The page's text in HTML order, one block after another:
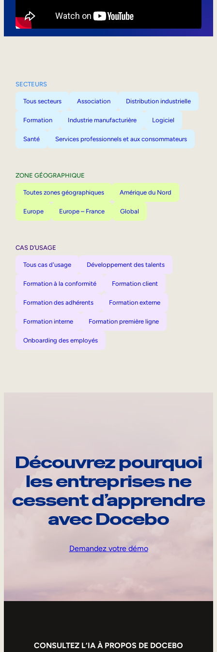
SECTEURS
Tous secteurs Association Distribution industrielle
Formation Industrie manufacturière Logiciel
Santé Services professionnels et aux consommateurs
ZONE GÉOGRAPHIQUE
Toutes zones géographiques Amérique du Nord
Europe Europe – France Global
CAS D’USAGE
Tous cas d'usage Développement des talents
Formation à la conformité Formation client
Formation des adhérents Formation externe
Formation interne Formation première ligne
Onboarding des employés
Découvrez pourquoi
les entreprises ne
cessent d’apprendre
avec Docebo
Demandez votre démo
CONSULTEZ L’IA À PROPOS DE DOCEBO